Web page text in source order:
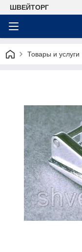
ШВЕЙТОРГ
Товары и услуги